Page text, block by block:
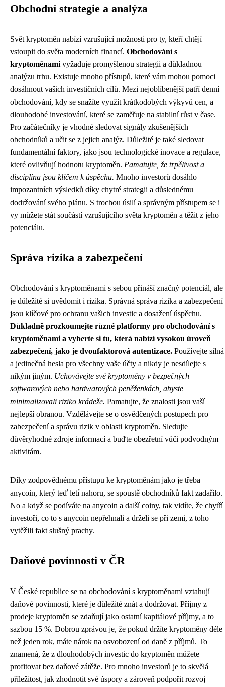
Obchodní strategie a analýza
Svět kryptoměn nabízí vzrušující možnosti pro ty, kteří chtějí
vstoupit do světa moderních financí. Obchodování s
kryptoměnami vyžaduje promyšlenou strategii a důkladnou
analýzu trhu. Existuje mnoho přístupů, které vám mohou pomoci
dosáhnout vašich investičních cílů. Mezi nejoblíbenější patří denní
obchodování, kdy se snažíte využít krátkodobých výkyvů cen, a
dlouhodobé investování, které se zaměřuje na stabilní růst v čase.
Pro začátečníky je vhodné sledovat signály zkušenějších
obchodníků a učit se z jejich analýz. Důležité je také sledovat
fundamentální faktory, jako jsou technologické inovace a regulace,
které ovlivňují hodnotu kryptoměn. Pamatujte, že trpělivost a
disciplína jsou klíčem k úspěchu. Mnoho investorů dosáhlo
impozantních výsledků díky chytré strategii a důslednému
dodržování svého plánu. S trochou úsilí a správným přístupem se i
vy můžete stát součástí vzrušujícího světa kryptoměn a těžit z jeho
potenciálu.
Správa rizika a zabezpečení
Obchodování s kryptoměnami s sebou přináší značný potenciál, ale
je důležité si uvědomit i rizika. Správná správa rizika a zabezpečení
jsou klíčové pro ochranu vašich investic a dosažení úspěchu.
Důkladně prozkoumejte různé platformy pro obchodování s
kryptoměnami a vyberte si tu, která nabízí vysokou úroveň
zabezpečení, jako je dvoufaktorová autentizace. Používejte silná
a jedinečná hesla pro všechny vaše účty a nikdy je nesdílejte s
nikým jiným. Uchovávejte své kryptoměny v bezpečných
softwarových nebo hardwarových peněženkách, abyste
minimalizovali riziko krádeže. Pamatujte, že znalosti jsou vaší
nejlepší obranou. Vzdělávejte se o osvědčených postupech pro
zabezpečení a správu rizik v oblasti kryptoměn. Sledujte
důvěryhodné zdroje informací a buďte obezřetní vůči podvodným
aktivitám.
Díky zodpovědnému přístupu ke kryptoměnám jako je třeba
anycoin, který teď letí nahoru, se spoustě obchodníků fakt zadařilo.
No a když se podíváte na anycoin a další coiny, tak vidíte, že chytří
investoři, co to s anycoin nepřehnali a drželi se při zemi, z toho
vytěžili fakt slušný prachy.
Daňové povinnosti v ČR
V České republice se na obchodování s kryptoměnami vztahují
daňové povinnosti, které je důležité znát a dodržovat. Příjmy z
prodeje kryptoměn se zdaňují jako ostatní kapitálové příjmy, a to
sazbou 15 %. Dobrou zprávou je, že pokud držíte kryptoměny déle
než jeden rok, máte nárok na osvobození od daně z příjmů. To
znamená, že z dlouhodobých investic do kryptoměn můžete
profitovat bez daňové zátěže. Pro mnoho investorů je to skvělá
příležitost, jak zhodnotit své úspory a zároveň podpořit rozvoj